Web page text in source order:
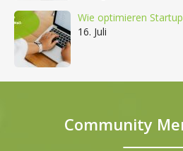
Wie optimieren
16. Juli
Community